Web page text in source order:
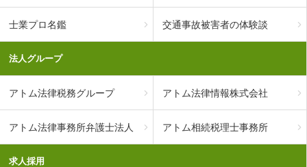
士業プロ名鑑 交通事故被害者の体験談
法人グループ
アトム法律税務グループ アトム法律情報株式会社
アトム法律事務所弁護士法人 アトム相続税理士事務所
求人採用